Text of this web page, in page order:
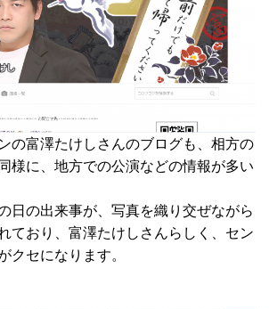
の富澤たけしさんのブログも、相方の
様に、地方での公演などの情報が多い
日の出来事が、写真を織り交ぜながら
ており、富澤たけしさんらしく、セン
クセになります。